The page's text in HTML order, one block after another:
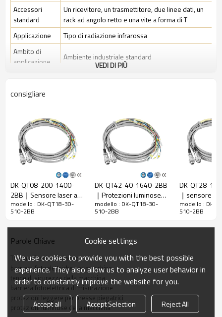
Accessori
standard
Un ricevitore, un trasmettitore, due linee dati, un
rack ad angolo retto e una vite a forma di T
Applicazione
Tipo di radiazione infrarossa
Ambito di
applicazione
Ambiente industriale standard
Rapporto di
Controlla la
precisione
38 mm
Numero di
raggi
18
protezione
510mm
La dimensione
complessiva
51mm*35mm*L, L è la lunghezza dell'emettitore e
del ricevitore.
Distanza di
rilevamento
Tempo di
risposta
≤15 ms
Dati meccanici
Materiale
dell'alloggiamentoMetallo
VEDI DI PIÙ
consigliare
DK-QT08-200-1400-
2BB｜Sensore laser a
tenda｜DADISICK
modello : DK-QT18-30-
510-2BB
DK-QT42-40-1640-2BB
｜Protezioni luminose
per presse piegatrici｜
DADISICK
modello : DK-QT18-30-
510-2BB
DK-QT28-
｜sensore di
DADISICK
modello : DK-
510-2BB
Parole Chiave
Tenda a fascio luminoso
barriere fotoelettriche per macchine
tende di sicurezza della macchina
barriera fotoelettrica di misurazione
protezioni leggere per presse piegatrici
protezioni luminose della macchina
Cookie settings
We use cookies to provide you with the best possible
experience. They also allow us to analyze user behavior in
order to constantly improve the website for you.
Accept all Accept Selection Reject All